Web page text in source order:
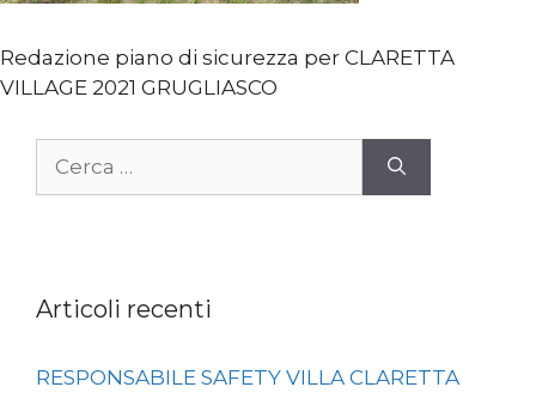
Redazione piano di sicurezza per CLARETTA
VILLAGE 2021 GRUGLIASCO
per:
Articoli recenti
RESPONSABILE SAFETY VILLA CLARETTA